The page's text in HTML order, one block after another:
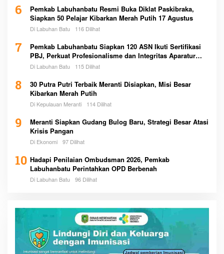
6
Pemkab Labuhanbatu Resmi Buka Diklat Paskibraka,
Siapkan 50 Pelajar Kibarkan Merah Putih 17 Agustus
Di Labuhan Batu 116 Dilihat
7
Pemkab Labuhanbatu Siapkan 120 ASN Ikuti Sertifikasi
PBJ, Perkuat Profesionalisme dan Integritas Aparatur
Pemerintah
Di Labuhan Batu 115 Dilihat
8
30 Putra Putri Terbaik Meranti Disiapkan, Misi Besar
Kibarkan Merah Putih
Di Kepulauan Meranti 114 Dilihat
9
Meranti Siapkan Gudang Bulog Baru, Strategi Besar Atasi
Krisis Pangan
Di Ekonomi 97 Dilihat
10 Hadapi Penilaian Ombudsman 2026, Pemkab
Labuhanbatu Perintahkan OPD Berbenah
Di Labuhan Batu 96 Dilihat